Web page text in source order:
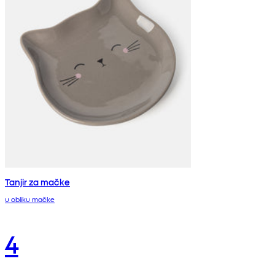
Tanjir za mačke
u obliku mačke
4